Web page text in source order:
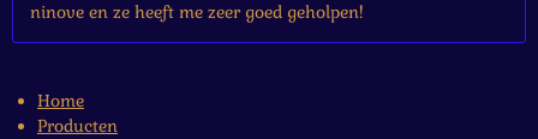
ninove en ze heeft me zeer goed geholpen!
Home
Producten